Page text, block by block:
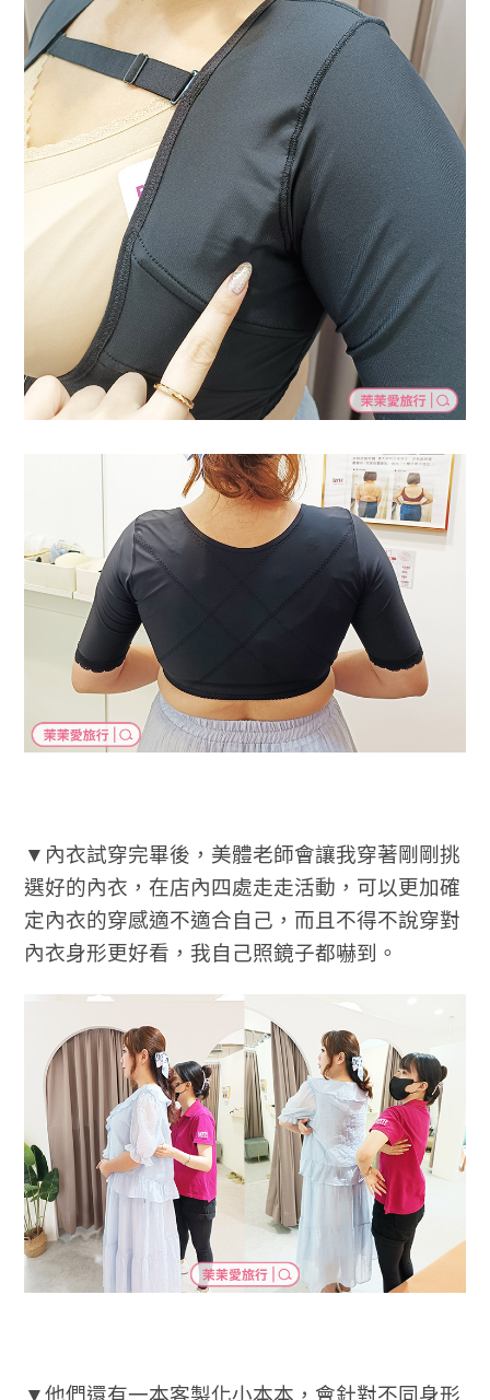
▼內衣試穿完畢後，美體老師會讓我穿著剛剛挑
選好的內衣，在店內四處走走活動，可以更加確
定內衣的穿感適不適合自己，而且不得不說穿對
內衣身形更好看，我自己照鏡子都嚇到。
▼他們還有一本客製化小本本，會針對不同身形